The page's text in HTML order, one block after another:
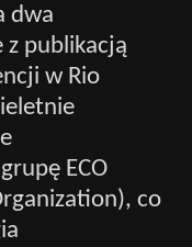
dwa
z publikacją
w Rio
ECO
co